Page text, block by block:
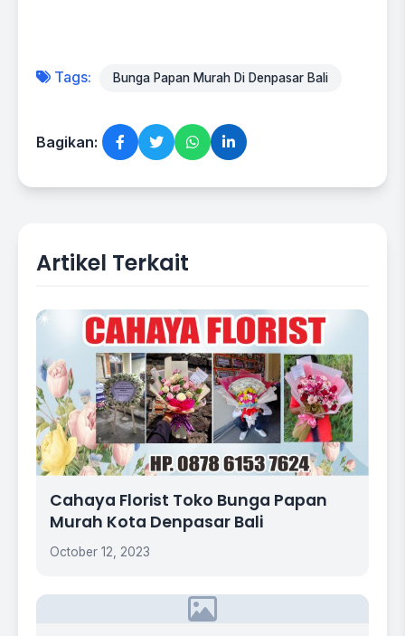
Tags: Bunga Papan Murah Di Denpasar Bali
Bagikan:
Artikel Terkait
Cahaya Florist Toko Bunga Papan
Murah Kota Denpasar Bali
October 12, 2023